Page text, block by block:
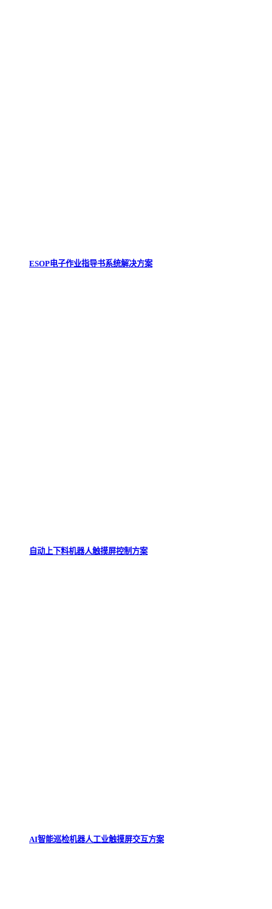
ESOP电子作业指导书系统解决方案
自动上下料机器人触摸屏控制方案
AI智能巡检机器人工业触摸屏交互方案